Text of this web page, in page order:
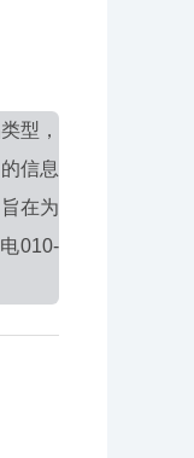
型，
信息
在为
010-